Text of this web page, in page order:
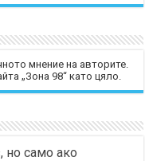
мнение на авторите.
„Зона 98“ като цяло.
но само ако